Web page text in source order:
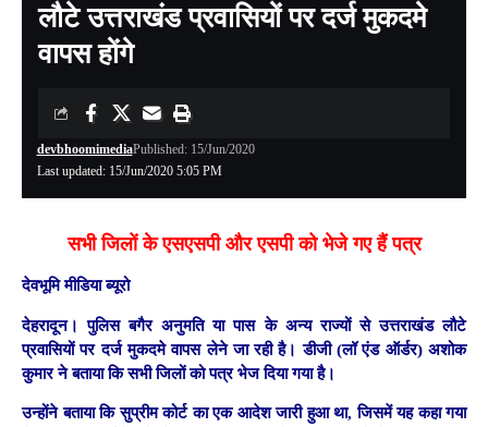
लौटे उत्तराखंड प्रवासियों पर दर्ज मुकदमे
वापस होंगे
Last updated: 15/Jun/2020 5:05 PM
devbhoomimediaPublished: 15/Jun/2020
सभी जिलों के एसएसपी और एसपी को भेजे गए हैं पत्र
देवभूमि मीडिया ब्यूरो
देहरादून। पुलिस बगैर अनुमति या पास के अन्य राज्यों से उत्तराखंड लौटे
प्रवासियों पर दर्ज मुकदमे वापस लेने जा रही है। डीजी (लॉ एंड ऑर्डर) अशोक
कुमार ने बताया कि सभी जिलों को पत्र भेज दिया गया है।
उन्होंने बताया कि सुप्रीम कोर्ट का एक आदेश जारी हुआ था, जिसमें यह कहा गया